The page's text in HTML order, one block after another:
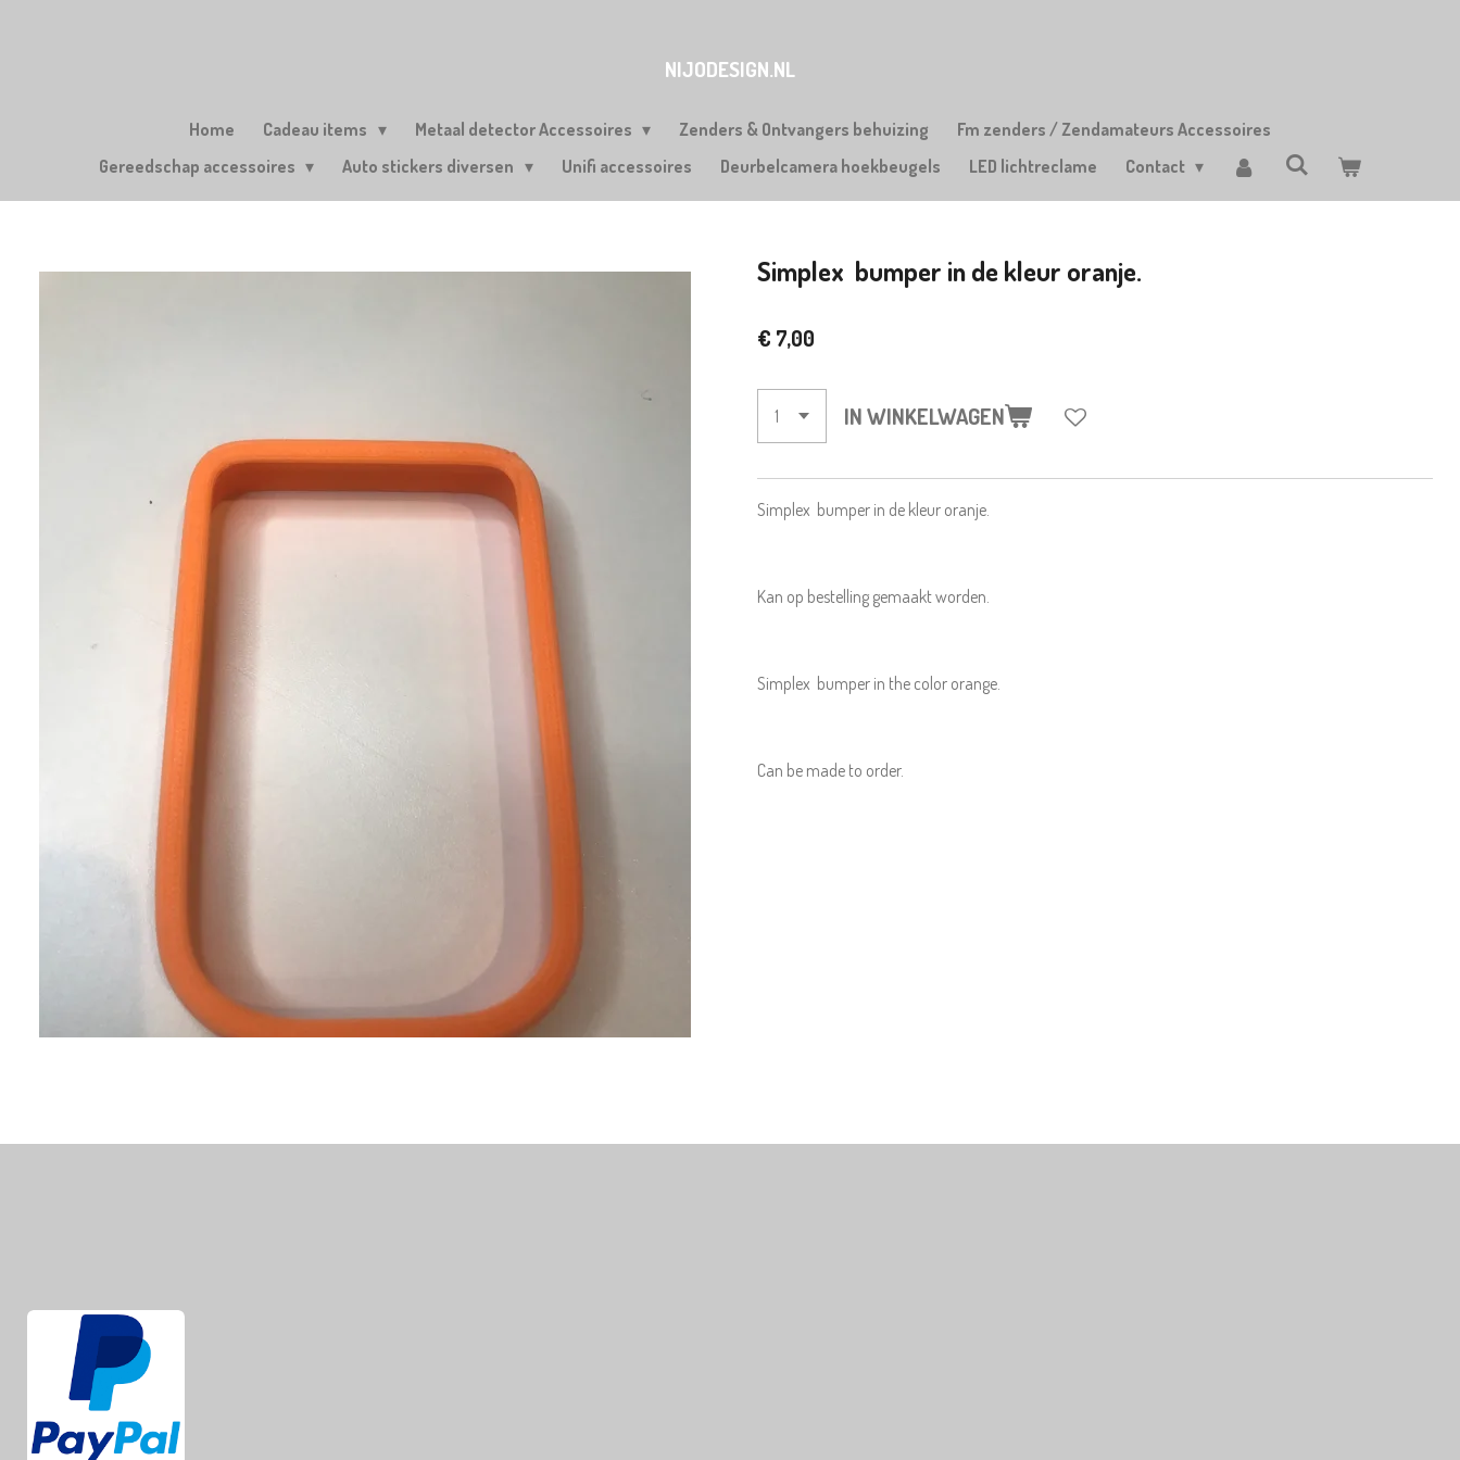
NIJODESIGN.NL
Home Cadeau items Metaal detector Accessoires Zenders & Ontvangers behuizing
Fm zenders / Zendamateurs Accessoires
Gereedschap accessoires
Auto stickers diversen Unifi accessoires Deurbelcamera hoekbeugels LED lichtreclame Contact
Simplex bumper in de kleur oranje.
€ 7,00
IN WINKELWAGEN
Simplex bumper in de kleur oranje.
Kan op bestelling gemaakt worden.
Simplex bumper in the color orange.
Can be made to order.